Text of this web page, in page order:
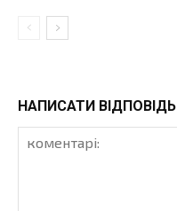
НАПИСАТИ ВІДПОВІДЬ